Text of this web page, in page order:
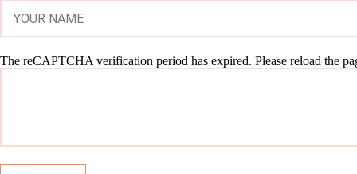
The reCAPTCHA verification period has expired. Please reload the